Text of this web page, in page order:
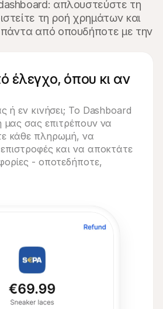
απλουστεύστε τη
τη ροή χρημάτων και
πάντα από οπουδήποτε με την
έλεγχο, όπου κι αν
ή εν κινήσει; Το Dashboard
μας σας επιτρέπουν να
κάθε πληρωμή, να
και να αποκτάτε
- οποτεδήποτε,